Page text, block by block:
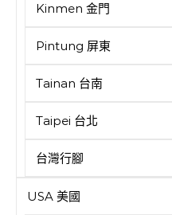
Kinmen 金門
Pintung 屏東
Tainan 台南
Taipei 台北
台灣行腳
USA 美國